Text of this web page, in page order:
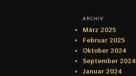
ARCHIV
März 2025
Februar 2025
Oktober 2024
September 2024
Januar 2024